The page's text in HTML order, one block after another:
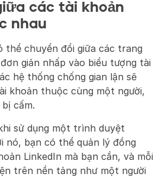
các tài khoản
nhau
thể chuyển đổi giữa các trang
giản nhấp vào biểu tượng tài
hệ thống chống gian lận sẽ
khoản thuộc cùng một người,
cấm.
sử dụng một trình duyệt
nó, bạn có thể quản lý đồng
LinkedIn mà bạn cần, và mỗi
trên nền tảng như một người